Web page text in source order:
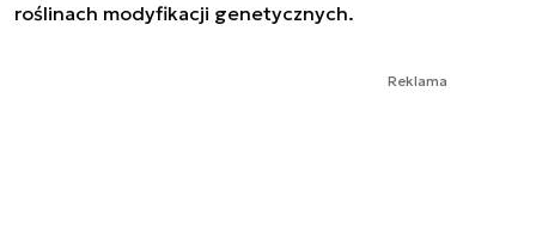
roślinach modyfikacji genetycznych.
Reklama